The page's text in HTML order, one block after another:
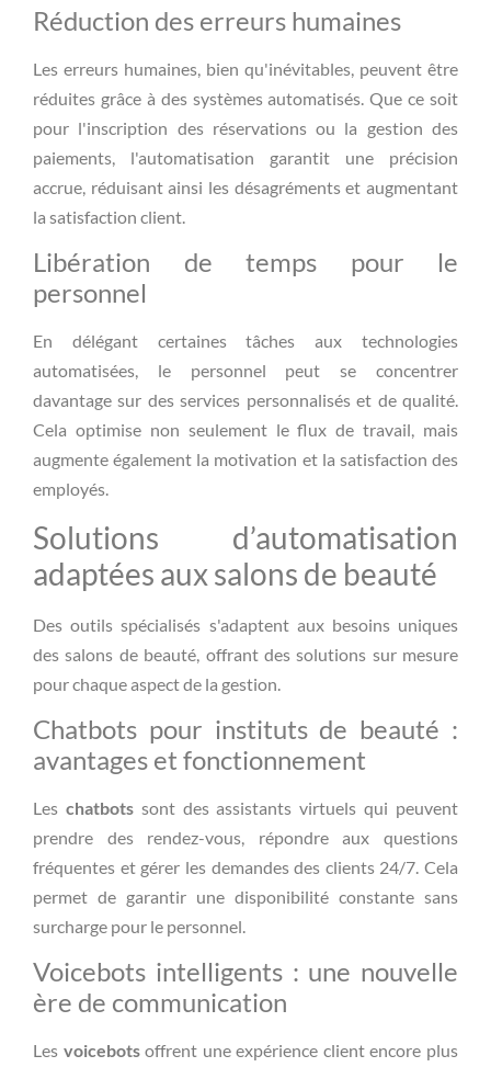
Réduction des erreurs humaines
Les erreurs humaines, bien qu'inévitables, peuvent être
réduites grâce à des systèmes automatisés. Que ce soit
pour l'inscription des réservations ou la gestion des
paiements, l'automatisation garantit une précision
accrue, réduisant ainsi les désagréments et augmentant
la satisfaction client.
Libération de temps pour le
personnel
En délégant certaines tâches aux technologies
automatisées, le personnel peut se concentrer
davantage sur des services personnalisés et de qualité.
Cela optimise non seulement le flux de travail, mais
augmente également la motivation et la satisfaction des
employés.
Solutions d’automatisation
adaptées aux salons de beauté
Des outils spécialisés s'adaptent aux besoins uniques
des salons de beauté, offrant des solutions sur mesure
pour chaque aspect de la gestion.
Chatbots pour instituts de beauté :
avantages et fonctionnement
Les chatbotssont des assistants virtuels qui peuvent
prendre des rendez-vous, répondre aux questions
fréquentes et gérer les demandes des clients 24/7. Cela
permet de garantir une disponibilité constante sans
surcharge pour le personnel.
Voicebots intelligents : une nouvelle
ère de communication
Les voicebotsoffrent une expérience client encore plus